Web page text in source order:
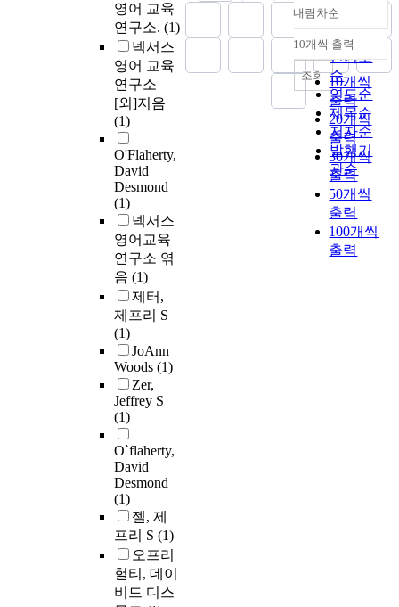
영어 교육
연구소. (1)
넥서스
영어 교육
연구소
[외]지음
(1)
O'Flaherty,
David
Desmond
(1)
넥서스
영어교육
연구소 엮
음 (1)
제터,
제프리 S
(1)
JoAnn
Woods (1)
Zer,
Jeffrey S
(1)
O`flaherty,
David
Desmond
(1)
젤, 제
프리 S (1)
오프리
헐티, 데이
비드 디스
정확도
순
인기도
순
연도순
제목순
저자순
발행기
관순
내림차순
내림차순
10개씩 출력
10개씩
출력
20개씩
출력
30개씩
출력
50개씩
출력
100개씩
출력
조회